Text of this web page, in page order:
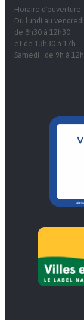
Horaire d'ouverture:
Du lundi au vendredi
de 8h30 à 12h30
et de 13h30 à 17h
Samedi : de 9h à 12h